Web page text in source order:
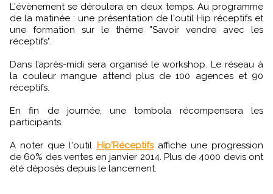
L'évènement se déroulera en deux temps. Au programme
de la matinée : une présentation de l'outil Hip réceptifs et
une formation sur le thème "Savoir vendre avec les
réceptifs".
Dans l’après-midi sera organisé le workshop. Le réseau à
la couleur mangue attend plus de 100 agences et 90
réceptifs.
En fin de journée, une tombola récompensera les
participants.
A noter que l'outil Hip'Réceptifsaffiche une progression
de 60% des ventes en janvier 2014. Plus de 4000 devis ont
été déposés depuis le lancement.